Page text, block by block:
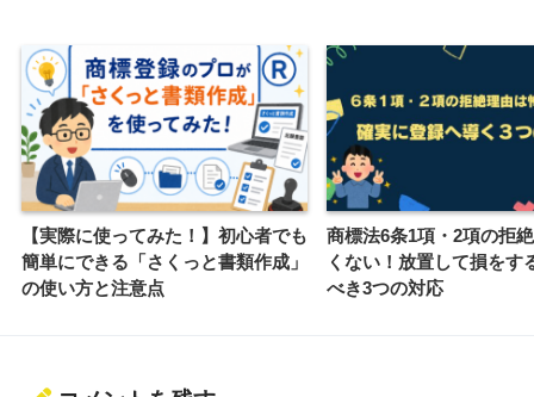
【実際に使ってみた！】初心者でも
簡単にできる「さくっと書類作成」
の使い方と注意点
商標法6条1項・2項の拒
くない！放置して損をす
べき3つの対応